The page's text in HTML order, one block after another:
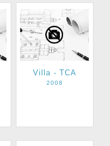
Villa - TCA
2008